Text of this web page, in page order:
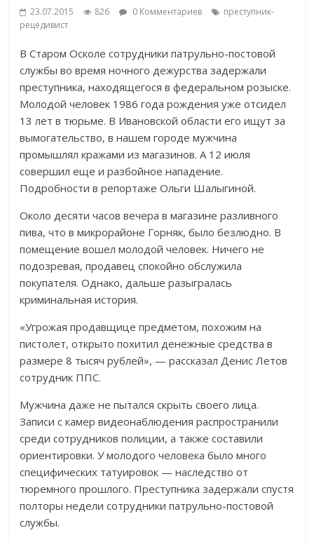
23.07.2015 826 0 Комментариев
преступник-
рецедивист
В Старом Осколе сотрудники патрульно-постовой
службы во время ночного дежурства задержали
преступника, находящегося в федеральном розыске.
Молодой человек 1986 года рождения уже отсидел
13 лет в тюрьме. В Ивановской области его ищут за
вымогательство, в нашем городе мужчина
промышлял кражами из магазинов. А 12 июля
совершил еще и разбойное нападение.
Подробности в репортаже Ольги Шалыгиной.
Около десяти часов вечера в магазине разливного
пива, что в микрорайоне Горняк, было безлюдно. В
помещение вошел молодой человек. Ничего не
подозревая, продавец спокойно обслужила
покупателя. Однако, дальше разыгралась
криминальная история.
«Угрожая продавщице предметом, похожим на
пистолет, открыто похитил денежные средства в
размере 8 тысяч рублей», — рассказал Денис Летов
сотрудник ППС.
Мужчина даже не пытался скрыть своего лица.
Записи с камер видеонаблюдения распространили
среди сотрудников полиции, а также составили
ориентировки. У молодого человека было много
специфических татуировок — наследство от
тюремного прошлого. Преступника задержали спустя
полторы недели сотрудники патрульно-постовой
службы.